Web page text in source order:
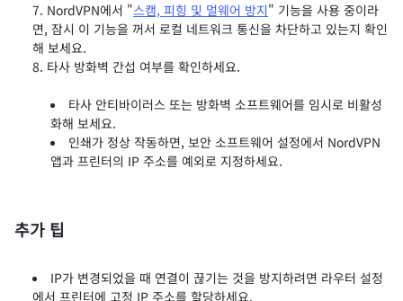
NordVPN에서 "스캠, 피힝 및 멀웨어 방지" 기능을 사용 중이라
면, 잠시 이 기능을 꺼서 로컬 네트워크 통신을 차단하고 있는지 확인
해 보세요.
타사 방화벽 간섭 여부를 확인하세요.
타사 안티바이러스 또는 방화벽 소프트웨어를 임시로 비활성
화해 보세요.
인쇄가 정상 작동하면, 보안 소프트웨어 설정에서 NordVPN
앱과 프린터의 IP 주소를 예외로 지정하세요.
추가 팁
IP가 변경되었을 때 연결이 끊기는 것을 방지하려면 라우터 설정
에서 프린터에 고정 IP 주소를 할당하세요.